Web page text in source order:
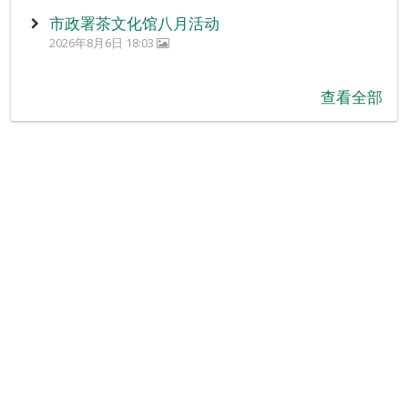
市政署茶文化馆八月活动
2026年8月6日 18:03
查看全部